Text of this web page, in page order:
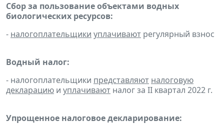
Сбор за пользование объектами водных
биологических ресурсов:
- налогоплательщики уплачивают регулярный взнос
Водный налог:
- налогоплательщики представляют налоговую
декларацию и уплачивают налог за II квартал 2022 г.
Упрощенное налоговое декларирование: